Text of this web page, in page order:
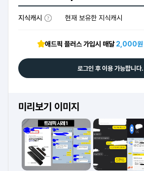
지식캐시 현재 보유한 지식캐시
애드픽 플러스 가입시 매달2,000원
로그인 후 이용 가능합니다.
미리보기 이미지